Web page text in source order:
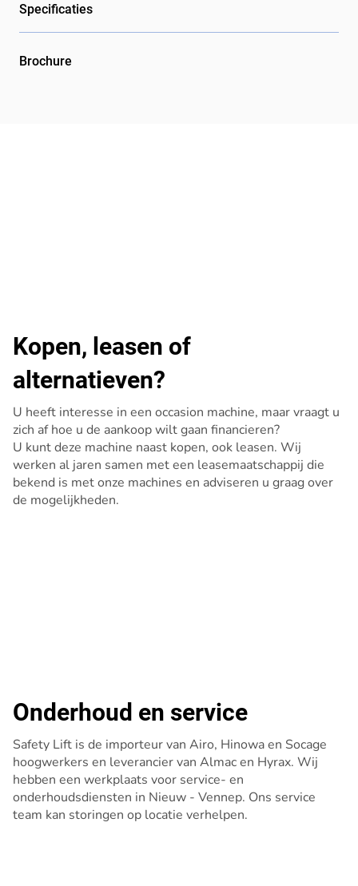
Specificaties
Brochure
Onderhoud en service
Safety Lift is de importeur van Airo, Hinowa en Socage
hoogwerkers en leverancier van Almac en Hyrax. Wij
hebben een werkplaats voor service- en
onderhoudsdiensten in Nieuw - Vennep. Ons service
team kan storingen op locatie verhelpen.
Kopen, leasen of
alternatieven?
U heeft interesse in een occasion machine, maar vraagt u
zich af hoe u de aankoop wilt gaan financieren?
U kunt deze machine naast kopen, ook leasen. Wij
werken al jaren samen met een leasemaatschappij die
bekend is met onze machines en adviseren u graag over
de mogelijkheden.